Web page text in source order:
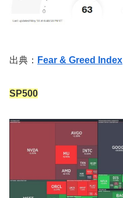
出典： Fear & Greed Index
SP500